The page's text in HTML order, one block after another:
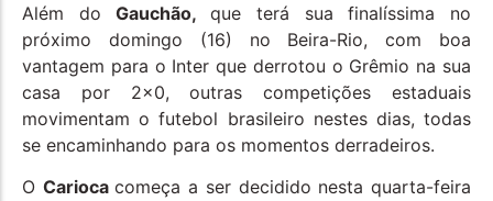
Além doGauchão,que terá sua finalíssima no
próximo domingo (16) no Beira-Rio, com boa
vantagem para o Inter que derrotou o Grêmio na sua
casa por 2×0, outras competições estaduais
movimentam o futebol brasileiro nestes dias, todas
se encaminhando para os momentos derradeiros.
O Cariocacomeça a ser decidido nesta quarta-feira